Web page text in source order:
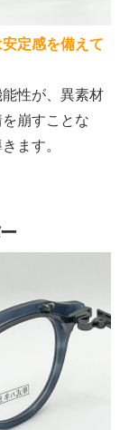
定感を備えて
性が、異素材
崩すことな
ます。